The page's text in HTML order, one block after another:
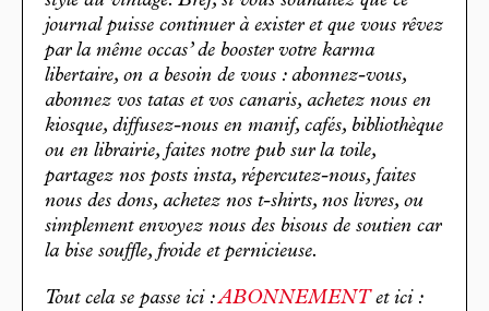
journal puisse continuer à exister et que vous rêvez
par la même occas’ de booster votre karma
libertaire, on a besoin de vous : abonnez-vous,
abonnez vos tatas et vos canaris, achetez nous en
kiosque, diffusez-nous en manif, cafés, bibliothèque
ou en librairie, faites notre pub sur la toile,
partagez nos posts insta, répercutez-nous, faites
nous des dons, achetez nos t-shirts, nos livres, ou
simplement envoyez nous des bisous de soutien car
la bise souffle, froide et pernicieuse.
Tout cela se passe ici :ABONNEMENT et ici :